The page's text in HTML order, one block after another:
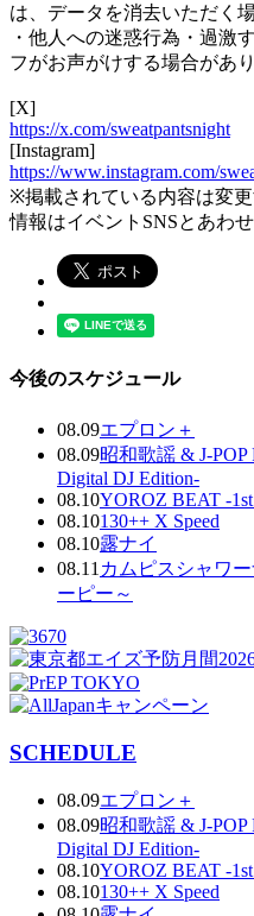
は、データを消去いただく
・他人への迷惑行為・過激
フがお声がけする場合があり
[X]
https://x.com/sweatpantsnight
[Instagram]
https://www.instagram.com/
※掲載されている内容は変
情報はイベントSNSとあわ
今後のスケジュール
08.09エプロン＋
08.09昭和歌謡 & J-
Digital DJ Edition-
08.10YOROZ BEAT -
08.10130++ X Speed
08.10露ナイ
08.11 カムピスシャワ
ーピー～
SCHEDULE
08.09エプロン＋
08.09昭和歌謡 & J-
Digital DJ Edition-
08.10YOROZ BEAT -
08.10130++ X Speed